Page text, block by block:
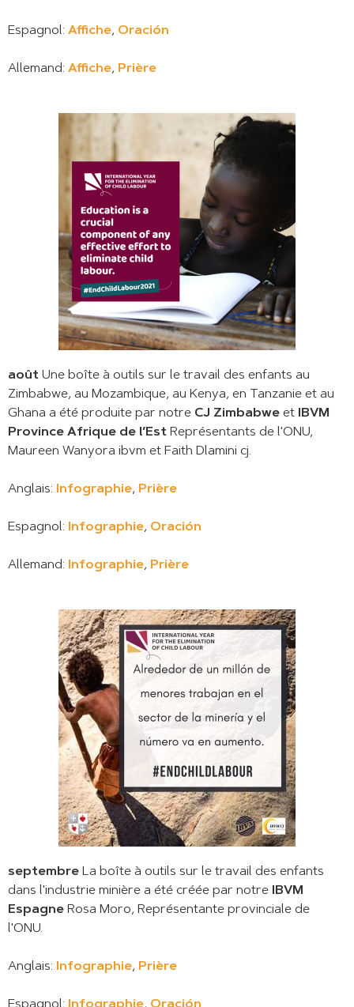
Espagnol: Affiche, Oración
Allemand: Affiche, Prière
août Une boîte à outils sur le travail des enfants au
Zimbabwe, au Mozambique, au Kenya, en Tanzanie et au
Ghana a été produite par notre CJ Zimbabwe et
IBVM
Province Afrique de l’Est Représentants de l'ONU,
Maureen Wanyora ibvm et Faith Dlamini cj.
Anglais: Infographie, Prière
Espagnol: Infographie, Oración
Allemand: Infographie, Prière
septembre La boîte à outils sur le travail des enfants
dans l'industrie minière a été créée par notre
IBVM
Espagne Rosa Moro, Représentante provinciale de
l'ONU.
Anglais: Infographie, Prière